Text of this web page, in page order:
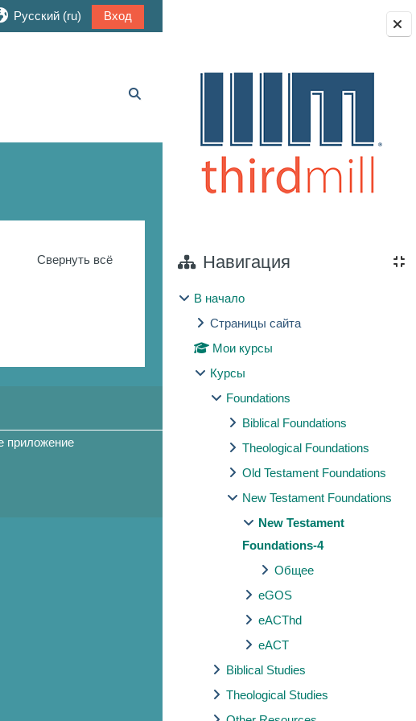
Блоки
Навигация
В начало
Страницы сайта
Мои курсы
Курсы
Foundations
Biblical Foundations
Theological Foundations
Old Testament Foundations
New Testament Foundations
New Testament
Foundations-4
Общее
eGOS
eACThd
eACT
Biblical Studies
Theological Studies
Русский ‎(ru)‎ Вход
Свернуть всё
приложение